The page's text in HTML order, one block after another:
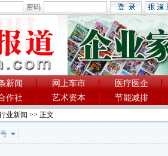
密码
新闻 网上车市 医疗医企
作社
艺术资本 节能减排
业新闻 >> 正文